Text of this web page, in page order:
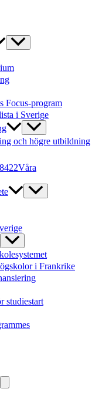
Focus-program
i Sverige
och högre utbildning
Våra
i Frankrike
studiestart